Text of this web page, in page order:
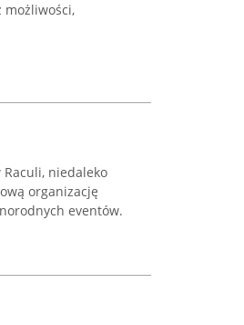
możliwości,
niedaleko
organizację
eventów.